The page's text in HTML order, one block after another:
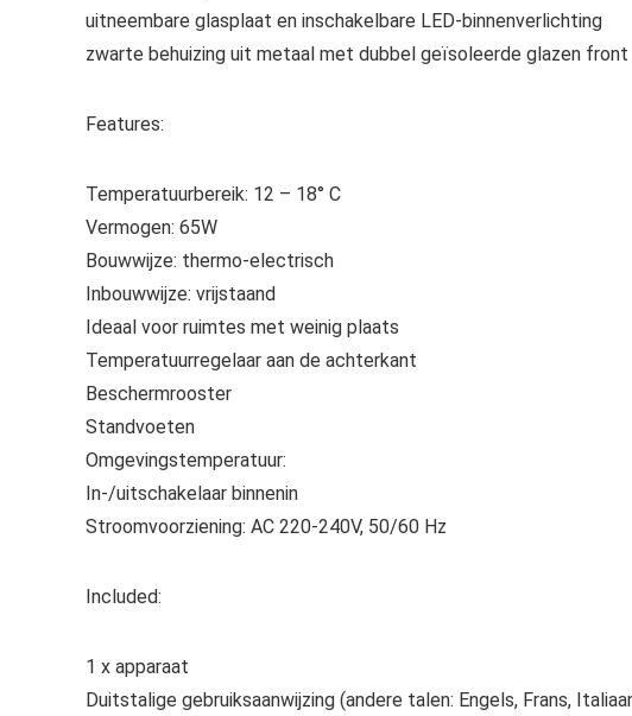
uitneembare glasplaat en inschakelbare LED-binnenverlichting
zwarte behuizing uit metaal met dubbel geïsoleerde glazen front
Features:
Temperatuurbereik: 12 – 18° C
Vermogen: 65W
Bouwwijze: thermo-electrisch
Inbouwwijze: vrijstaand
Ideaal voor ruimtes met weinig plaats
Temperatuurregelaar aan de achterkant
Beschermrooster
Standvoeten
Omgevingstemperatuur:
In-/uitschakelaar binnenin
Stroomvoorziening: AC 220-240V, 50/60 Hz
Included:
1 x apparaat
Duitstalige gebruiksaanwijzing (andere talen: Engels, Frans,